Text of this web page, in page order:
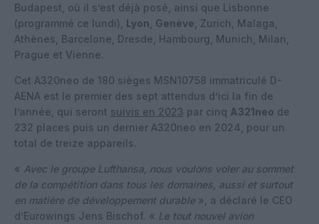
Budapest, où il s’est déjà posé, ainsi que Lisbonne
(programmé ce lundi), Lyon Genève , Zurich, Malaga,
Athènes, Barcelone, Dresde, Hambourg, Munich, Milan,
Prague et Vienne.
Cet A320neo de 180 sièges MSN10758 immatriculé D-
AENA est le premier des sept attendus d’ici la fin de
l’année, qui seront suivis en 2023 par cinq A321neo de
232 places puis un dernier A320neo en 2024, pour un
total de treize appareils.
« Avec le groupe Lufthansa, nous voulons voler au sommet
de la compétition dans tous les domaines, aussi et surtout
en matière de développement durable », a déclaré le CEO
d’Eurowings Jens Bischof. « Le tout nouvel avion